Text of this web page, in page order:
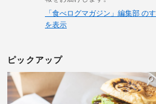
「食べログマガジン」編集部 の
を表示
ピックアップ